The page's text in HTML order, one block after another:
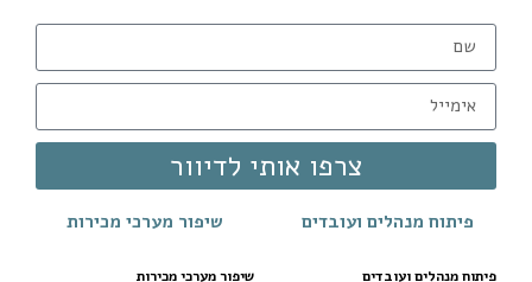
שיפור מערכי מכירות
שיפור מערכי מכירות
פיתוח מנהלים ועובדים
פיתוח מנהלים ועובדים
צרפו אותי לדיוור